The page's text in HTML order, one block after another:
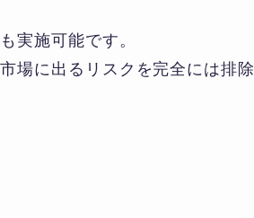
実施可能です。
場に出るリスクを完全には排除